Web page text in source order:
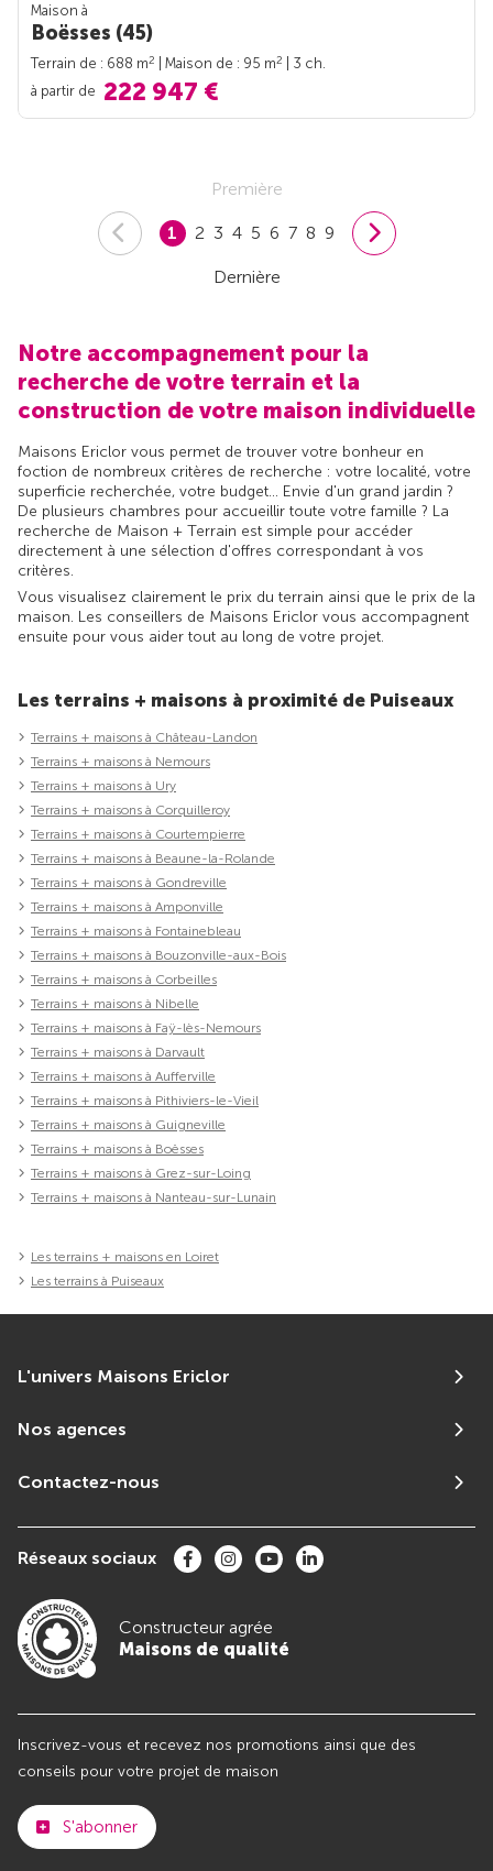
Maison à
Boësses (45)
Terrain de : 688 m2 | Maison de : 95 m2
| 3 ch.
à partir de 222 947 €
Première
1 2 3 4 5 6 7 8 9
Dernière
Notre accompagnement pour la
recherche de votre terrain et la
construction de votre maison individuelle
Maisons Ericlor vous permet de trouver votre bonheur en
foction de nombreux critères de recherche : votre localité, votre
superficie recherchée, votre budget... Envie d'un grand jardin ?
De plusieurs chambres pour accueillir toute votre famille ? La
recherche de Maison + Terrain est simple pour accéder
directement à une sélection d'offres correspondant à vos
critères.
Vous visualisez clairement le prix du terrain ainsi que le prix de la
maison. Les conseillers de Maisons Ericlor vous accompagnent
ensuite pour vous aider tout au long de votre projet.
Les terrains + maisons à proximité de Puiseaux
Terrains + maisons à Château-Landon
Terrains + maisons à Nemours
Terrains + maisons à Ury
Terrains + maisons à Corquilleroy
Terrains + maisons à Courtempierre
Terrains + maisons à Beaune-la-Rolande
Terrains + maisons à Gondreville
Terrains + maisons à Amponville
Terrains + maisons à Fontainebleau
Terrains + maisons à Bouzonville-aux-Bois
Terrains + maisons à Corbeilles
Terrains + maisons à Nibelle
Terrains + maisons à Faÿ-lès-Nemours
Terrains + maisons à Darvault
Terrains + maisons à Aufferville
Terrains + maisons à Pithiviers-le-Vieil
Terrains + maisons à Guigneville
Terrains + maisons à Boësses
Terrains + maisons à Grez-sur-Loing
Terrains + maisons à Nanteau-sur-Lunain
Les terrains + maisons en Loiret
Les terrains à Puiseaux
L'univers Maisons Ericlor
Nos agences
Contactez-nous
Réseaux sociaux
Constructeur agrée
Maisons de qualité
Inscrivez-vous et recevez nos promotions ainsi que des
conseils pour votre projet de maison
S'abonner